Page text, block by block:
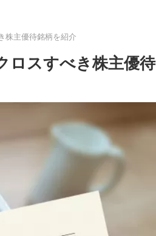
株主優待銘柄を紹介
ロスすべき株主優待